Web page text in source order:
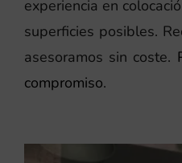
experiencia en
superficies posibles.
asesoramos sin coste.
compromiso.